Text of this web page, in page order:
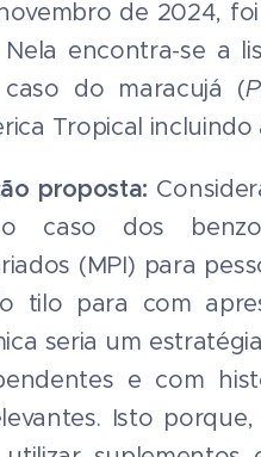
de 2024,
encontra-se a
do maracujá (
Tropical incluindo
proposta:
dos
(MPI) para
tilo para com
seria um
e com
Isto